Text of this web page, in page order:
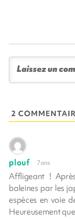
2
plouf 7 ans
Affligeant !
baleines par les
espèces en voie
Heureusement